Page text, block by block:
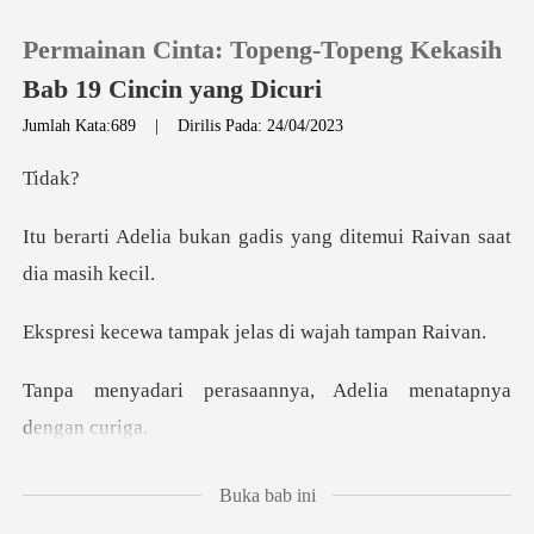
Pengisian Ulang
Keluar
Permainan Cinta: Topeng-Topeng Kekasih
Bab 19 Cincin yang Dicuri
Jumlah Kata:689 |Dirilis Pada: 24/04/2023
da
gadis yang ditemui Raiv
ampak jelas di wa
saannya, Adelia mena
Apakah pria ini i
Buka bab ini